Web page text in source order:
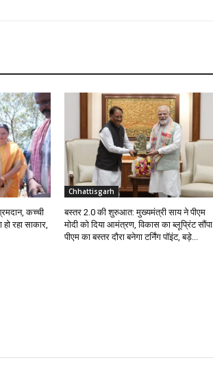
कच्ची
रहा साकार,
Chhattisgarh
बस्तर 2.0 की शुरुआत: मुख्यमंत्री साय ने पीएम
मोदी को दिया आमंत्रण, विकास का ब्लूप्रिंट सौंपा
पीएम का बस्तर दौरा बनेगा टर्निंग पॉइंट, बड़े...